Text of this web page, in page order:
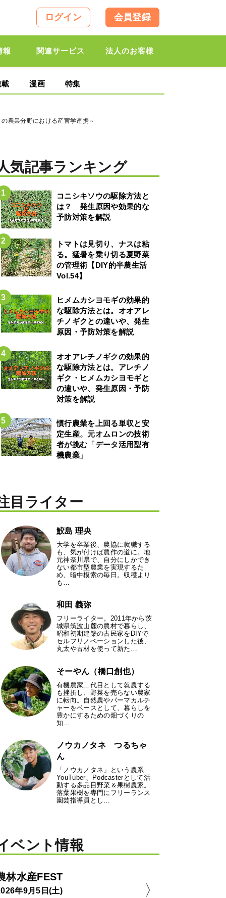
ログイン 会員登録
報 関連サービス 法人のお客様
載 漫画 特集
農業分野における産官学連携～
気記事ランキング
コニシキソウの駆除方法と
は？ 発生原因や効果的な
予防対策を解説
トマトは見切り、ナスは粘
る。猛暑を乗り切る夏野菜
の管理術【DIY的半農生活
Vol.54】
ヒメムカシヨモギの効果的
な駆除方法とは。オオアレ
チノギクとの違いや、発生
原因・予防対策を解説
オオアレチノギクの効果的
な駆除方法とは。アレチノ
ギク・ヒメムカシヨモギと
の違いや、発生原因・予防
対策を解説
慣行農業を上回る単収と安
定生産。元オムロンの技術
者が挑む「データ活用型有
機農業」
目ライター
鮫島 理央
大学を卒業後、農協に就職する
も、気が付けば農作の道に。地
元神奈川県で、自分にしかでき
ない都市型農業を実現するた
め、暗中模索の毎日。収穫より
も…
和田 義弥
フリーライター。2011年から茨
城県筑波山麓の農村で暮らし、
昭和初期建築の古民家をDIYで
セルフリノベーションした後、
丸太や古材を使って新た…
そーやん（橋口創也）
有機農家二代目として就農する
も挫折し、野菜を売らない農家
に転向。自然農やパーマカルチ
ャーをベースとして、暮らしを
豊かにするための畑づくりの
知…
ノウカノタネ つるちゃ
ん
「ノウカノタネ」という農系
YouTuber、Podcasterとして活
動する多品目野菜＆果樹農家。
落葉果樹を専門にフリーランス
園芸指導員とし…
ベント情報
林水産FEST
年9月5日(土)